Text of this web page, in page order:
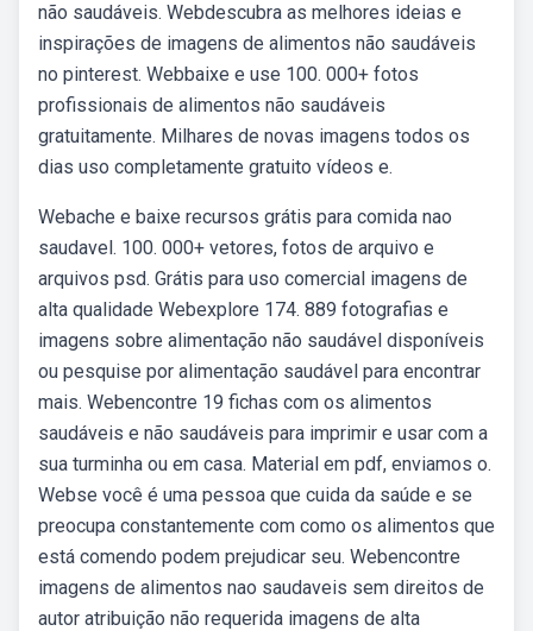
não saudáveis. Webdescubra as melhores ideias e
inspirações de imagens de alimentos não saudáveis
no pinterest. Webbaixe e use 100. 000+ fotos
profissionais de alimentos não saudáveis
gratuitamente. Milhares de novas imagens todos os
dias uso completamente gratuito vídeos e.
Webache e baixe recursos grátis para comida nao
saudavel. 100. 000+ vetores, fotos de arquivo e
arquivos psd. Grátis para uso comercial imagens de
alta qualidade Webexplore 174. 889 fotografias e
imagens sobre alimentação não saudável disponíveis
ou pesquise por alimentação saudável para encontrar
mais. Webencontre 19 fichas com os alimentos
saudáveis e não saudáveis para imprimir e usar com a
sua turminha ou em casa. Material em pdf, enviamos o.
Webse você é uma pessoa que cuida da saúde e se
preocupa constantemente com como os alimentos que
está comendo podem prejudicar seu. Webencontre
imagens de alimentos nao saudaveis sem direitos de
autor atribuição não requerida imagens de alta